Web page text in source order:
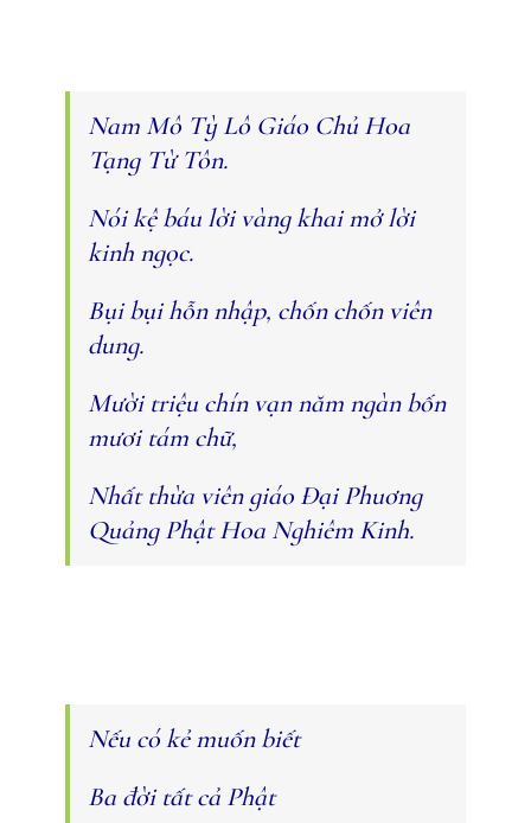
Nam Mô Tỳ Lô Giáo Chủ Hoa
Tạng Từ Tôn.
Nói kệ báu lời vàng khai mở lời
kinh ngọc.
Bụi bụi hỗn nhập, chốn chốn viên
dung.
Mười triệu chín vạn năm ngàn bốn
mươi tám chữ,
Nhất thừa viên giáo Đại Phuơng
Quảng Phật Hoa Nghiêm Kinh.
Nếu có kẻ muốn biết
Ba đời tất cả Phật